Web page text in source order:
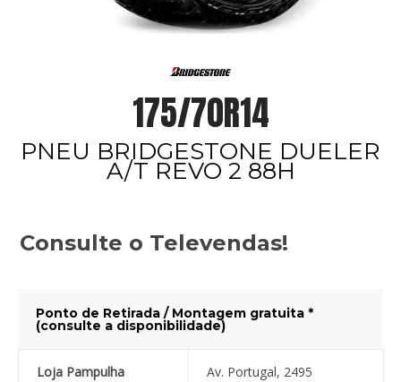
175/70R14
PNEU BRIDGESTONE DUELER
A/T REVO 2 88H
Consulte o Televendas!
Ponto de Retirada / Montagem gratuita *
(consulte a disponibilidade)
Loja Pampulha Av. Portugal, 2495